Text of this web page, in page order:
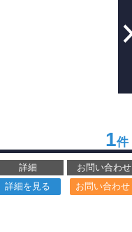
1件
詳細
お問い合わせ
詳細を見る お問い合わせ